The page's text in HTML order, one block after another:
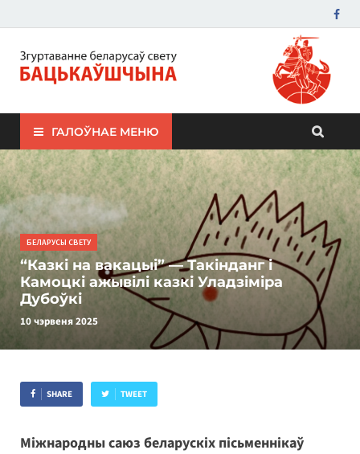
ЗБС "Бацькаўшчына"
ГАЛОЎНАЕ МЕНЮ
БЕЛАРУСЫ СВЕТУ
“Казкі на вакацыі” — Такінданг і
Камоцкі ажывілі казкі Уладзіміра
Дубоўкі
10 чэрвеня 2025
SHARE TWEET
Міжнародны саюз беларускіх пісьменнікаў